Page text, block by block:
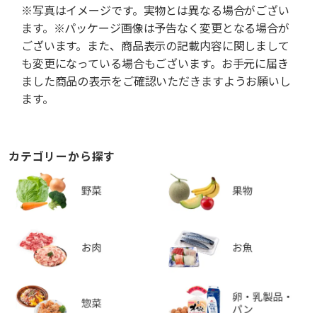
※写真はイメージです。実物とは異なる場合がござい
ます。※パッケージ画像は予告なく変更となる場合が
ございます。また、商品表示の記載内容に関しまして
も変更になっている場合もございます。お手元に届き
ました商品の表示をご確認いただきますようお願いし
ます。
カテゴリーから探す